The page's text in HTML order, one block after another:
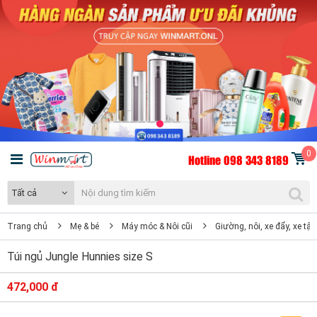
Hotline 098 343 8189 0
Tất cả
Trang chủ Mẹ & bé Máy móc & Nôi cũi Giường, nôi, xe đẩy, xe
Túi ngủ Jungle Hunnies size S
472,000 đ